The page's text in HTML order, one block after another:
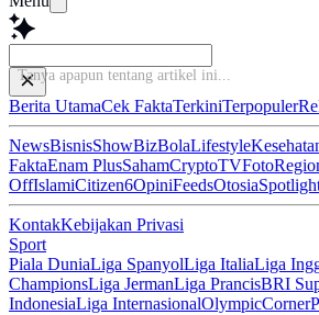
Baca leb
Berita UtamaCek FaktaTerkiniTerpopuler
NewsBisnisShowBizBolaLifestyle
FaktaEnam PlusSahamCryptoTVFoto
OffIslamiCitizen6OpiniFeedsOtosia
KontakKebijakan Privasi
Sport
Piala DuniaLiga SpanyolLiga ItaliaLiga
ChampionsLiga JermanLiga PrancisBRI
IndonesiaLiga InternasionalOlympicCorner